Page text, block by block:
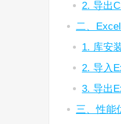
2. 导出
二、
1. 库安
2. 导入
3. 导出
三、性能